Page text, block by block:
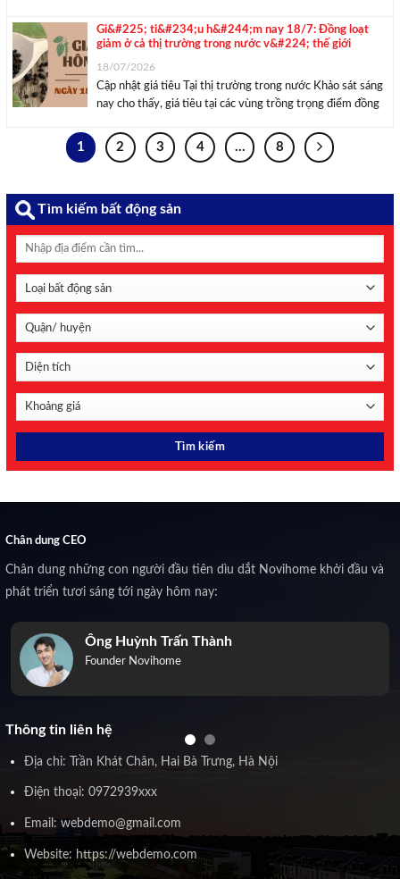
137.000 – 140.500 đồng/kg. Đáng chú ý, Bà Rịa – ...
Gi&#225; ti&#234;u h&#244;m nay 18/7: Đồng loạt
giảm ở cả thị trường trong nước v&#224; thế giới
18/07/2026
Cập nhật giá tiêu Tại thị trường trong nước Khảo sát sáng
nay cho thấy, giá tiêu tại các vùng trồng trọng điểm đồng
trước đó, đưa mặt bằng giá thu mua xuống ...
1 2 3 4 … 8
Tìm kiếm bất động sản
Chân dung CEO
Chân dung những con người đầu tiên dìu dắt Novihome khởi đầu và
phát triển tươi sáng tới ngày hôm nay:
Ông Huỳnh Trấn Thành
Founder Novihome
Thông tin liên hệ
Địa chỉ: Trần Khát Chân, Hai Bà Trưng, Hà Nội
Điện thoại: 0972939xxx
Email: webdemo@gmail.com
Website: https://webdemo.com